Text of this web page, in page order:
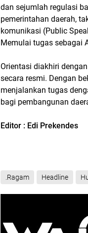
dan sejumlah regulasi
pemerintahan daerah,
komunikasi (Public
Memulai tugas sebagai
Orientasi diakhiri
secara resmi. Dengan
menjalankan tugas
bagi pembangunan
Editor : Edi Prekendes
.Ragam Headline